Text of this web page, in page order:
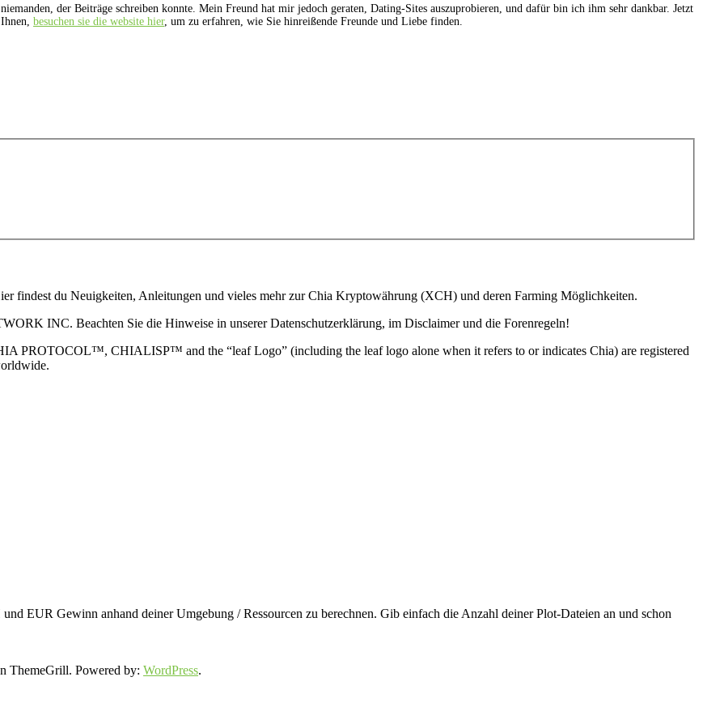
der Beiträge schreiben konnte. Mein Freund hat mir jedoch geraten, Dating-Sites auszuprobieren, und dafür bin ich ihm sehr dankbar. Jetzt
besuchen sie die website hier, um zu erfahren, wie Sie hinreißende Freunde und Liebe finden.
findest du Neuigkeiten, Anleitungen und vieles mehr zur Chia Kryptowährung (XCH) und deren Farming Möglichkeiten.
INC. Beachten Sie die Hinweise in unserer Datenschutzerklärung, im Disclaimer und die Forenregeln!
CHIALISP™ and the “leaf Logo” (including the leaf logo alone when it refers to or indicates Chia) are registered
EUR Gewinn anhand deiner Umgebung / Ressourcen zu berechnen. Gib einfach die Anzahl deiner Plot-Dateien an und schon
ThemeGrill. Powered by: WordPress.